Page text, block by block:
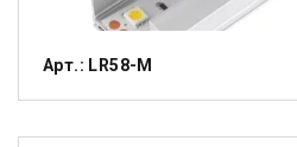
Арт.: LR58-M